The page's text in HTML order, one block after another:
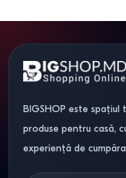
BIGSHOP este
produse pentru casă,
experiență de